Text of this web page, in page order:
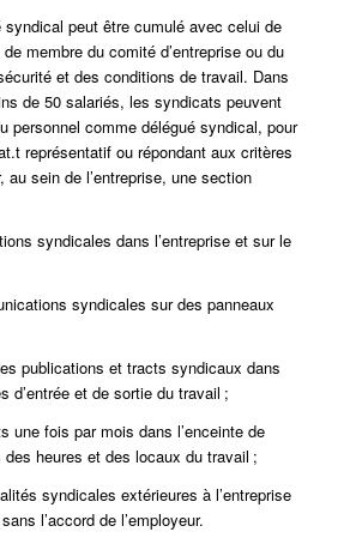
syndical peut être cumulé avec celui de
membre du comité d’entreprise ou du
et des conditions de travail. Dans
de 50 salariés, les syndicats peuvent
personnel comme délégué syndical, pour
représentatif ou répondant aux critères
au sein de l’entreprise, une section
syndicales dans l’entreprise et sur le
syndicales sur des panneaux
publications et tracts syndicaux dans
d’entrée et de sortie du travail ;
une fois par mois dans l’enceinte de
des heures et des locaux du travail ;
syndicales extérieures à l’entreprise
l’accord de l’employeur.